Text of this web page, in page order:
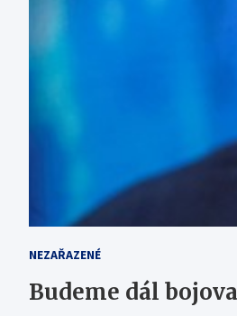
NEZAŘAZENÉ
Budeme dál